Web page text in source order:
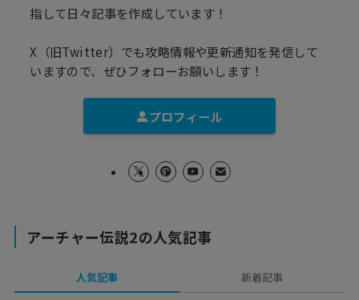
指して日々記事を作成しています！
X（旧Twitter）でも攻略情報や更新通知を発信して
いますので、ぜひフォローお願いします！
プロフィール
アーチャー伝説2の人気記事
人気記事 新着記事